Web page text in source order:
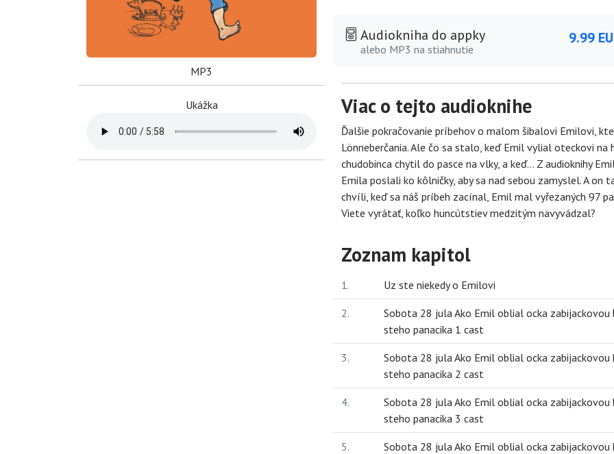
MP3
Ukážka
Audiokniha do appky
alebo MP3 na stiahnutie
9.99
Viac o tejto audioknihe
Ďalšie pokračovanie príbehov o malom šibalovi Emilovi,
Lönneberčania. Ale čo sa stalo, keď Emil vylial oteckovi
chudobinca chytil do pasce na vlky, a keď... Z audioknihy
Emila poslali ko kôlničky, aby sa nad sebou zamyslel. A on
chvíli, keď sa náš príbeh zacínal, Emil mal vyřezaných 97
Viete vyrátať, koľko huncútstiev medzitým navyvádzal?
Zoznam kapitol
1. Uz ste niekedy o Emilovi
2.
Sobota 28 jula Ako Emil oblial ocka
steho panacika 1 cast
3.
Sobota 28 jula Ako Emil oblial ocka
steho panacika 2 cast
4.
Sobota 28 jula Ako Emil oblial ocka
steho panacika 3 cast
5.
Sobota 28 jula Ako Emil oblial ocka